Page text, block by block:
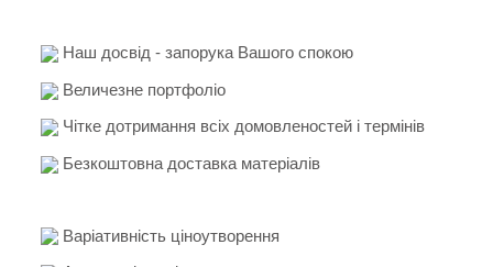
Наш досвід - запорука Вашого спокою
Величезне портфоліо
Чітке дотримання всіх домовленостей і термінів
Безкоштовна доставка матеріалів
Варіативність ціноутворення